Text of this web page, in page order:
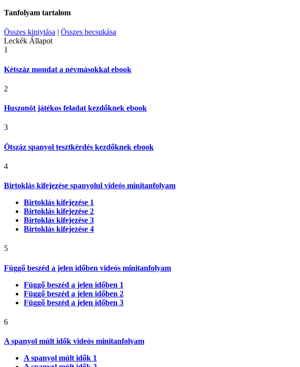
Tanfolyam tartalom
Összes kiniytása | Összes becsukása
Leckék Állapot
1
Kétszáz mondat a névmásokkal ebook
2
Huszonöt játékos feladat kezdőknek ebook
3
Ötszáz spanyol tesztkérdés kezdőknek ebook
4
Birtoklás kifejezése spanyolul videós minitanfolyam
Birtoklás kifejezése 1
Birtoklás kifejezése 2
Birtoklás kifejezése 3
Birtoklás kifejezése 4
5
Függő beszéd a jelen időben videós minitanfolyam
Függő beszéd a jelen időben 1
Függő beszéd a jelen időben 2
Függő beszéd a jelen időben 3
6
A spanyol múlt idők videós minitanfolyam
A spanyol múlt idők 1